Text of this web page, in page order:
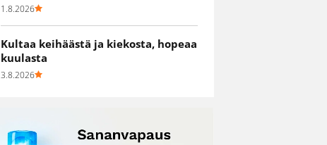
1.8.2026
Kultaa keihäästä ja kiekosta, hopeaa
kuulasta
3.8.2026